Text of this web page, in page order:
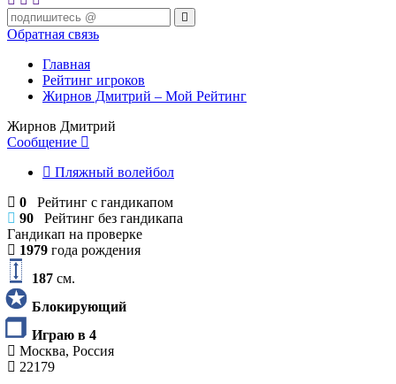
Обратная связь
Главная
Рейтинг игроков
Жирнов Дмитрий – Мой Рейтинг
Жирнов Дмитрий
Сообщение
Пляжный волейбол
0 Рейтинг с гандикапом
90 Рейтинг без гандикапа
Гандикап на проверке
1979 года рождения
187 см.
Блокирующий
Играю в 4
Москва, Россия
22179